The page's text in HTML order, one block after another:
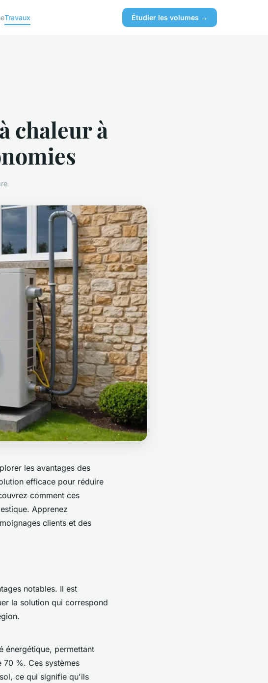
Travaux Étudier les volumes →
chaleur à
les avantages des
efficace pour réduire
comment ces
Apprenez
clients et des
notables. Il est
la solution qui correspond
énergétique, permettant
%. Ces systèmes
ce qui signifie qu'ils